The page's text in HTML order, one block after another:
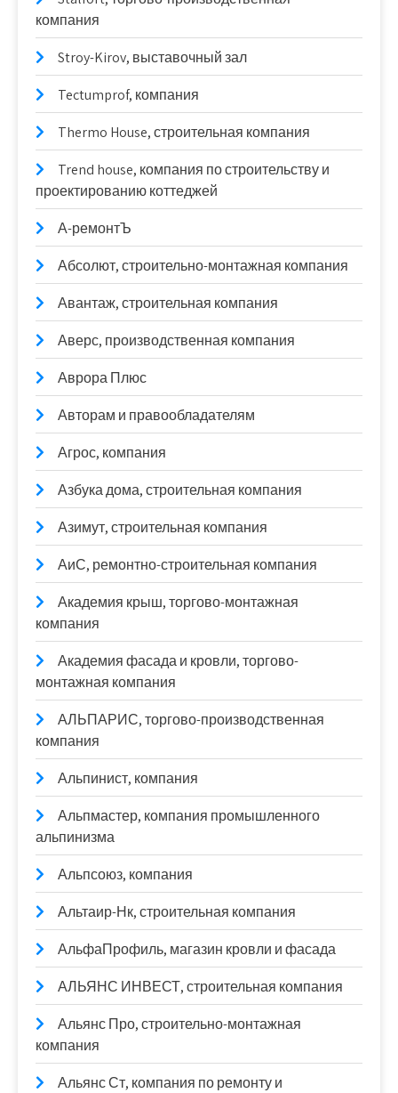
компания
Stroy-Kirov, выставочный зал
Tectumprof, компания
Thermo House, строительная компания
Trend house, компания по строительству и
проектированию коттеджей
А-ремонтЪ
Абсолют, строительно-монтажная компания
Авантаж, строительная компания
Аверс, производственная компания
Аврора Плюс
Авторам и правообладателям
Агрос, компания
Азбука дома, строительная компания
Азимут, строительная компания
АиС, ремонтно-строительная компания
Академия крыш, торгово-монтажная
компания
Академия фасада и кровли, торгово-
монтажная компания
АЛЬПАРИС, торгово-производственная
компания
Альпинист, компания
Альпмастер, компания промышленного
альпинизма
Альпсоюз, компания
Альтаир-Нк, строительная компания
АльфаПрофиль, магазин кровли и фасада
АЛЬЯНС ИНВЕСТ, строительная компания
Альянс Про, строительно-монтажная
компания
Альянс Ст, компания по ремонту и